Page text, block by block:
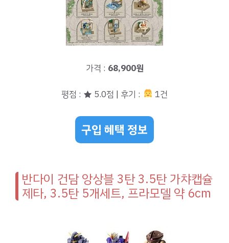
가격 : 68,900원
평점 : ★ 5.0점 | 후기 : 1건
구입 혜택 정보
반다이 건담 앙상블 3탄 3.5탄 가챠캡슐
제타, 3.5탄 5개세트, 프라모델 약 6cm